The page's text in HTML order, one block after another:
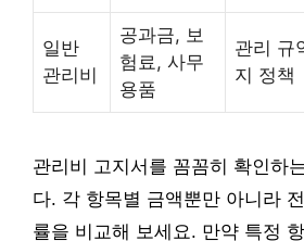
일반
관리비
공과금, 보
험료, 사무
용품
관리 규
지 정책
관리비 고지서를 꼼꼼히 확인하
다. 각 항목별 금액뿐만 아니라
률을 비교해 보세요. 만약 특정